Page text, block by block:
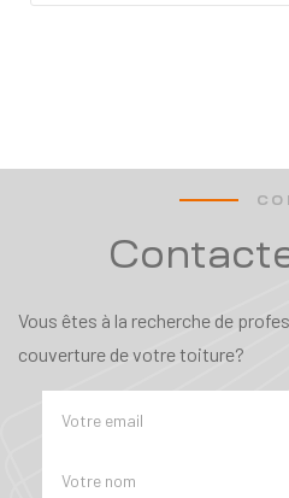
Vous êtes à la recherche de
couverture de votre toiture?